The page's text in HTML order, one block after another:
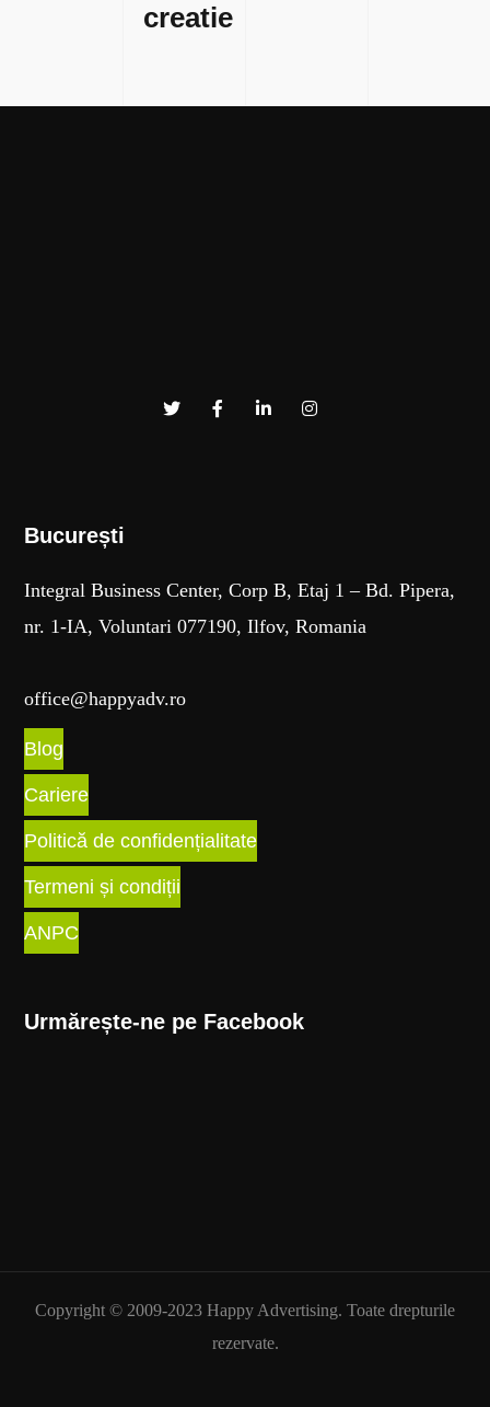
creatie
București​
Integral Business Center, Corp B, Etaj 1 – Bd. Pipera,
nr. 1-IA, Voluntari 077190, Ilfov, Romania
office@happyadv.ro
Blog
Cariere
Politică de confidențialitate
Termeni și condiții
ANPC
Urmărește-ne pe Facebook
Copyright © 2009-2023 Happy Advertising. Toate drepturile
rezervate.